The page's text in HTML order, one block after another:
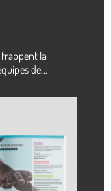
la
de...